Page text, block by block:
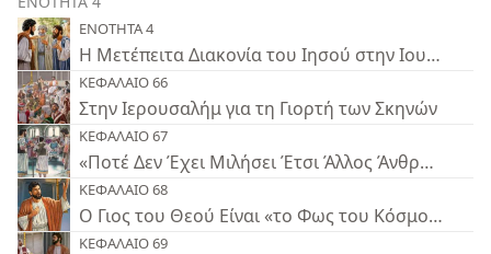
ΕΝΟΤΗΤΑ 4
Η Μετέπειτα Διακονία του Ιησού στην Ιουδαία
ΚΕΦΑΛΑΙΟ 66
Στην Ιερουσαλήμ για τη Γιορτή των Σκηνών
ΚΕΦΑΛΑΙΟ 67
«Ποτέ Δεν Έχει Μιλήσει Έτσι Άλλος Άνθρωπος»
ΚΕΦΑΛΑΙΟ 68
Ο Γιος του Θεού Είναι «το Φως του Κόσμου»
ΚΕΦΑΛΑΙΟ 69